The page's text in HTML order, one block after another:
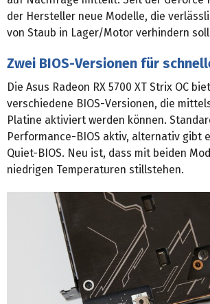
der Hersteller neue Modelle, die
von Staub in Lager/Motor verhindern
Zwei BIOS-Versionen für
Die Asus Radeon RX 5700 XT Strix OC
verschiedene BIOS-Versionen, die
Platine aktiviert werden können.
Performance-BIOS aktiv, alternativ gibt
Quiet-BIOS. Neu ist, dass mit beiden
niedrigen Temperaturen stillstehen.